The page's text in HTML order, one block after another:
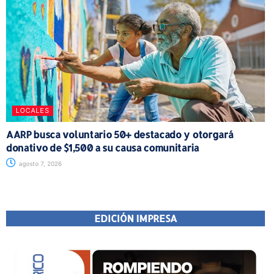
LOCALES
AARP busca voluntario 50+ destacado y otorgará
donativo de $1,500 a su causa comunitaria
agosto 7, 2026
EDICIÓN IMPRESA